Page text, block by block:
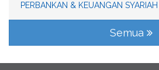
PERBANKAN & KEUANGAN SYARIAH
Semua